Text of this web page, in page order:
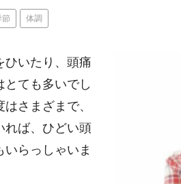
節 体調
ひいたり、頭痛
とても多いでし
さまざまで、
れば、ひどい頭
らっしゃいま